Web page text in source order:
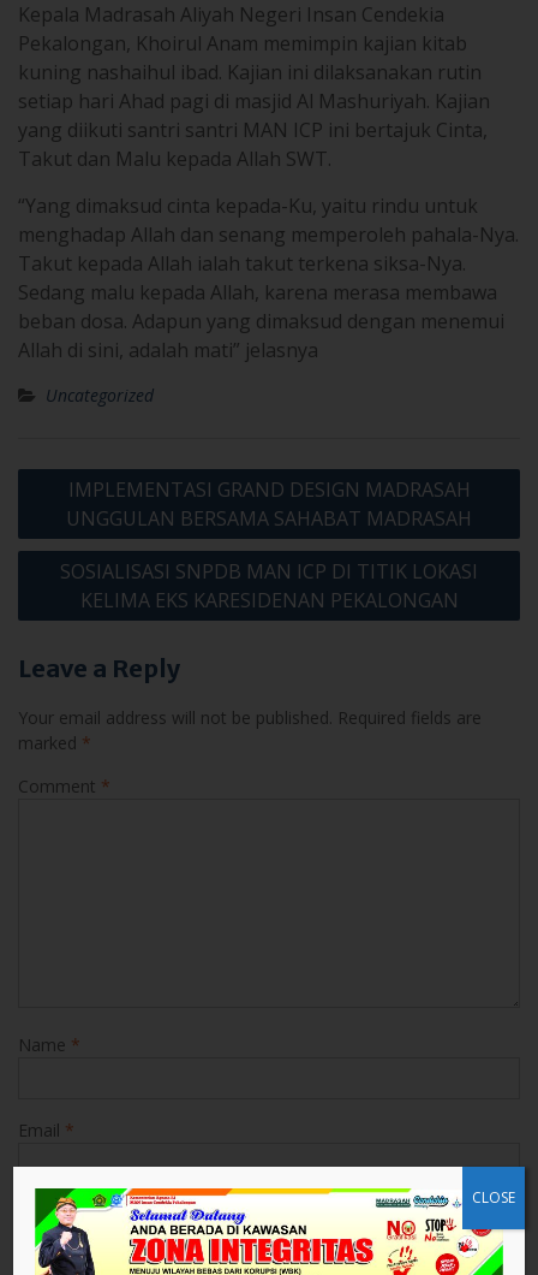
Kepala Madrasah Aliyah Negeri Insan Cendekia
Pekalongan, Khoirul Anam memimpin kajian kitab
kuning nashaihul ibad. Kajian ini dilaksanakan rutin
setiap hari Ahad pagi di masjid Al Mashuriyah. Kajian
yang diikuti santri santri MAN ICP ini bertajuk Cinta,
Takut dan Malu kepada Allah SWT.
“Yang dimaksud cinta kepada-Ku, yaitu rindu untuk
menghadap Allah dan senang memperoleh pahala-Nya.
Takut kepada Allah ialah takut terkena siksa-Nya.
Sedang malu kepada Allah, karena merasa membawa
beban dosa. Adapun yang dimaksud dengan menemui
Allah di sini, adalah mati” jelasnya
Uncategorized
Post
navigation
IMPLEMENTASI GRAND DESIGN MADRASAH
UNGGULAN BERSAMA SAHABAT MADRASAH
SOSIALISASI SNPDB MAN ICP DI TITIK LOKASI
KELIMA EKS KARESIDENAN PEKALONGAN
Leave a Reply
Your email address will not be published. Required fields are
marked *
Comment *
Name *
Email *
Website
CLOSE